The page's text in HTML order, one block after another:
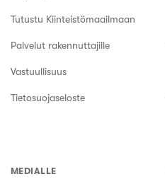
Tutustu Kiinteistömaailmaan
Palvelut rakennuttajille
Vastuullisuus
Tietosuojaseloste
MEDIALLE